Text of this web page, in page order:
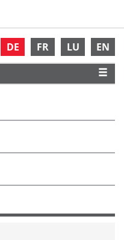
DE FR LU EN